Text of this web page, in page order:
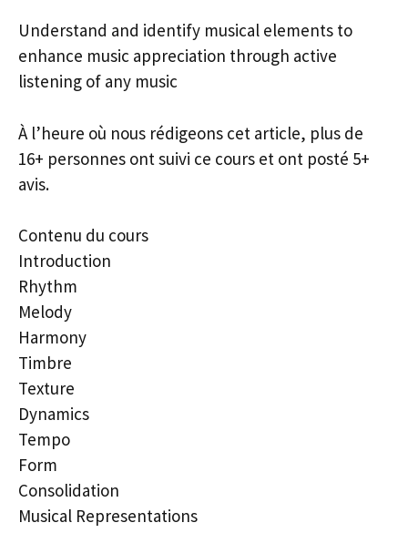
Understand and identify musical elements to
enhance music appreciation through active
listening of any music
À l’heure où nous rédigeons cet article, plus de
16+ personnes ont suivi ce cours et ont posté 5+
avis.
Contenu du cours
Introduction
Rhythm
Melody
Harmony
Timbre
Texture
Dynamics
Tempo
Form
Consolidation
Musical Representations